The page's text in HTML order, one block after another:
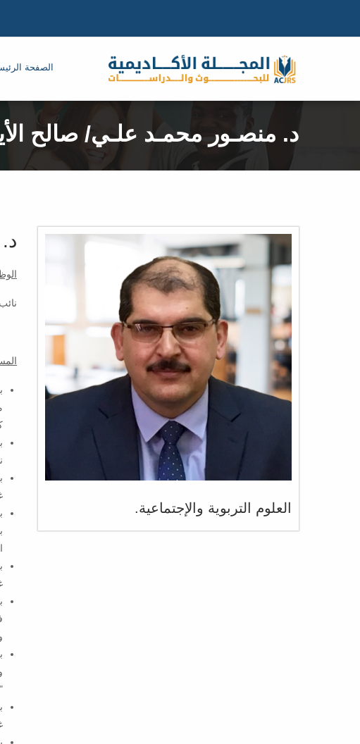
الصفحة
د. منصـور محمـد علـي/ صالح
العلوم التربوية والإجتماعية.